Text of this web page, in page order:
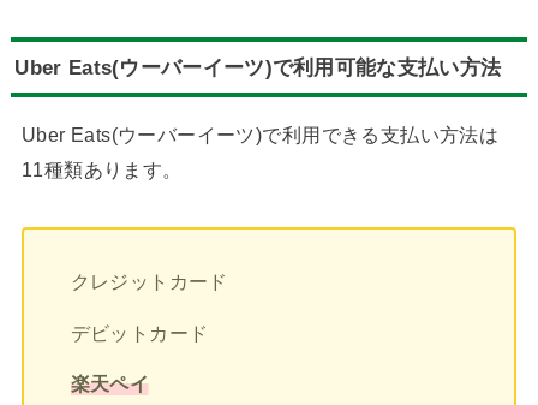
Uber Eats(ウーバーイーツ)で利用可能な支払い方法
Uber Eats(ウーバーイーツ)で利用できる支払い方法は
11種類あります。
クレジットカード
デビットカード
楽天ペイ